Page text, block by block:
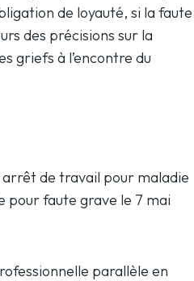
de loyauté, si la faute
des précisions sur la
griefs à l’encontre du
de travail pour maladie
pour faute grave le 7 mai
parallèle en